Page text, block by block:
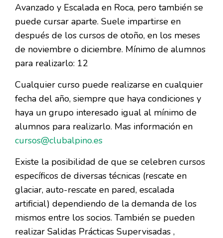
Avanzado y Escalada en Roca, pero también se
puede cursar aparte. Suele impartirse en
después de los cursos de otoño, en los meses
de noviembre o diciembre. Mínimo de alumnos
para realizarlo: 12
Cualquier curso puede realizarse en cualquier
fecha del año, siempre que haya condiciones y
haya un grupo interesado igual al mínimo de
alumnos para realizarlo. Mas información en
cursos@clubalpino.es
Existe la posibilidad de que se celebren cursos
específicos de diversas técnicas (rescate en
glaciar, auto-rescate en pared, escalada
artificial) dependiendo de la demanda de los
mismos entre los socios. También se pueden
realizar Salidas Prácticas Supervisadas ,